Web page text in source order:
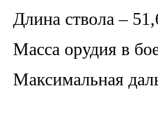
Длина ствола –
Масса орудия в
Максимальная